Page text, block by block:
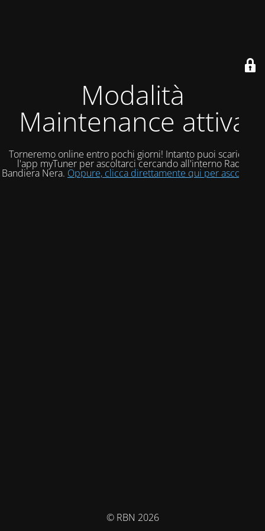
Modalità
Maintenance attiva
Torneremo online entro pochi giorni! Intanto puoi scaricare
l'app myTuner per ascoltarci cercando all'interno Radio
Bandiera Nera. Oppure, clicca direttamente qui per ascoltarci!
© RBN 2026